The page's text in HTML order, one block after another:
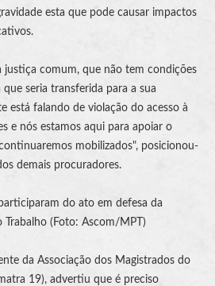
esta que pode causar impactos
justiça comum, que não tem condições
seria transferida para a sua
está falando de violação do acesso à
e nós estamos aqui para apoiar o
mobilizados", posicionou-
demais procuradores.
do ato em defesa da
Trabalho (Foto: Ascom/MPT)
da Associação dos Magistrados do
19), advertiu que é preciso